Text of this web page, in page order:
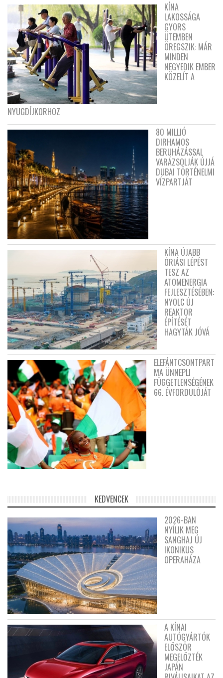
KÍNA
LAKOSSÁGA
GYORS
ÜTEMBEN
ÖREGSZIK: MÁR
MINDEN
NEGYEDIK EMBER
KÖZELÍT A
NYUGDÍJKORHOZ
80 MILLIÓ
DIRHAMOS
BERUHÁZÁSSAL
VARÁZSOLJÁK ÚJJÁ
DUBAI TÖRTÉNELMI
VÍZPARTJÁT
KÍNA ÚJABB
ÓRIÁSI LÉPÉST
TESZ AZ
ATOMENERGIA
FEJLESZTÉSÉBEN:
NYOLC ÚJ
REAKTOR
ÉPÍTÉSÉT
HAGYTÁK JÓVÁ
ELEFÁNTCSONTPART
MA ÜNNEPLI
FÜGGETLENSÉGÉNEK
66. ÉVFORDULÓJÁT
KEDVENCEK
2026-BAN
NYÍLIK MEG
SANGHAJ ÚJ
IKONIKUS
OPERAHÁZA
A KÍNAI
AUTÓGYÁRTÓK
ELŐSZÖR
MEGELŐZTÉK
JAPÁN